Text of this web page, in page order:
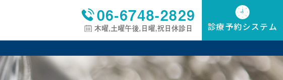
06-6748-2829
木曜,土曜午後,日曜,祝日休診日 診療予約システム